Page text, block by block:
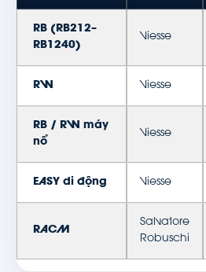
RB (RB212–
RB1240)
Viesse
RW Viesse
RB / RW máy
nổ
Viesse
EASY di động Viesse
RACM
Salvatore
Robuschi